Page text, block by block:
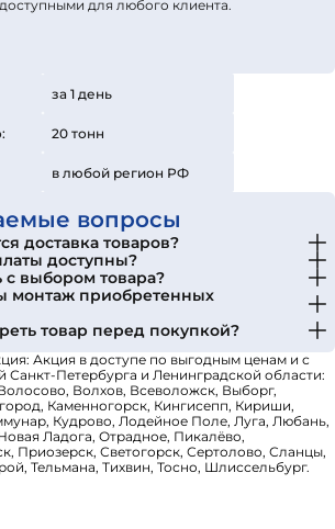
для любого клиента.
за 1 день
20 тонн
в любой регион РФ
вопросы
доставка товаров?
доступны?
выбором товара?
монтаж приобретенных
товар перед покупкой?
Акция в доступе по выгодным ценам и с
Санкт-Петербурга и Ленинградской области:
Волхов, Всеволожск, Выборг,
Каменногорск, Кингисепп, Кириши,
Кудрово, Лодейное Поле, Луга, Любань,
Ладога, Отрадное, Пикалёво,
Приозерск, Светогорск, Сертолово, Сланцы,
Тельмана, Тихвин, Тосно, Шлиссельбург.